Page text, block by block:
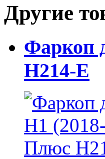
Другие
Фаркоп
H214-E